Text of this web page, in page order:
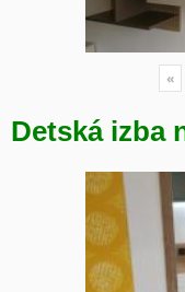
«
Detská izba